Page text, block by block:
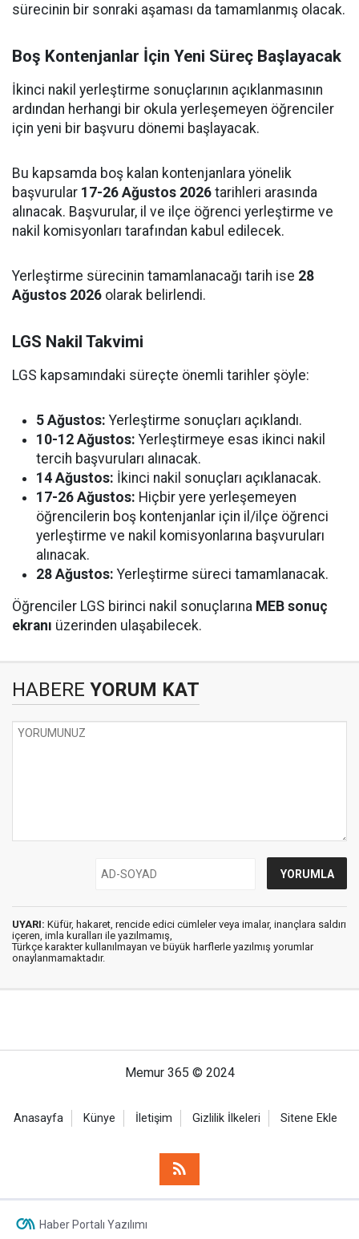
sürecinin bir sonraki aşaması da tamamlanmış olacak.
Boş Kontenjanlar İçin Yeni Süreç Başlayacak
İkinci nakil yerleştirme sonuçlarının açıklanmasının
ardından herhangi bir okula yerleşemeyen öğrenciler
için yeni bir başvuru dönemi başlayacak.
Bu kapsamda boş kalan kontenjanlara yönelik
başvurular 17-26 Ağustos 2026 tarihleri arasında
alınacak. Başvurular, il ve ilçe öğrenci yerleştirme ve
nakil komisyonları tarafından kabul edilecek.
Yerleştirme sürecinin tamamlanacağı tarih ise 28
Ağustos 2026 olarak belirlendi.
LGS Nakil Takvimi
LGS kapsamındaki süreçte önemli tarihler şöyle:
5 Ağustos: Yerleştirme sonuçları açıklandı.
10-12 Ağustos: Yerleştirmeye esas ikinci nakil
tercih başvuruları alınacak.
14 Ağustos: İkinci nakil sonuçları açıklanacak.
17-26 Ağustos: Hiçbir yere yerleşemeyen
öğrencilerin boş kontenjanlar için il/ilçe öğrenci
yerleştirme ve nakil komisyonlarına başvuruları
alınacak.
28 Ağustos: Yerleştirme süreci tamamlanacak.
Öğrenciler LGS birinci nakil sonuçlarına MEB sonuç
ekranı üzerinden ulaşabilecek.
HABERE YORUM KAT
UYARI: Küfür, hakaret, rencide edici cümleler veya imalar, inançlara saldırı
içeren, imla kuralları ile yazılmamış,
Türkçe karakter kullanılmayan ve büyük harflerle yazılmış yorumlar
onaylanmamaktadır.
Memur 365 © 2024
Anasayfa Künye İletişim Gizlilik İlkeleri Sitene Ekle
Haber Portalı Yazılımı